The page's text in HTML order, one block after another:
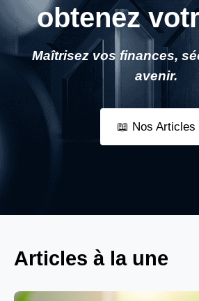
obtenez
Maîtrisez vos finances,
avenir.
📖 Nos Articles
Articles à la une